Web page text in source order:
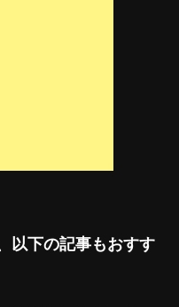
以下の記事もおすす